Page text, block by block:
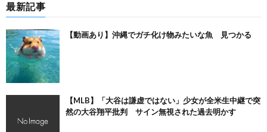
最新記事
【動画あり】沖縄でガチ化け物みたいな魚 見つかる
【MLB】「大谷は謙虚ではない」少女が全米生中継で突
然の大谷翔平批判 サイン無視された過去明かす